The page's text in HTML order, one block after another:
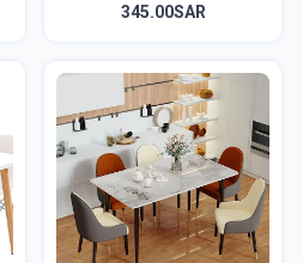
345.00SAR